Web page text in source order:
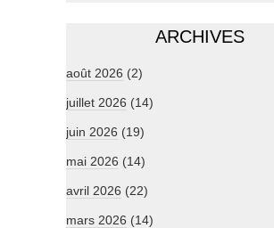
ARCHIVES
août 2026 (2)
juillet 2026 (14)
juin 2026 (19)
mai 2026 (14)
avril 2026 (22)
mars 2026 (14)